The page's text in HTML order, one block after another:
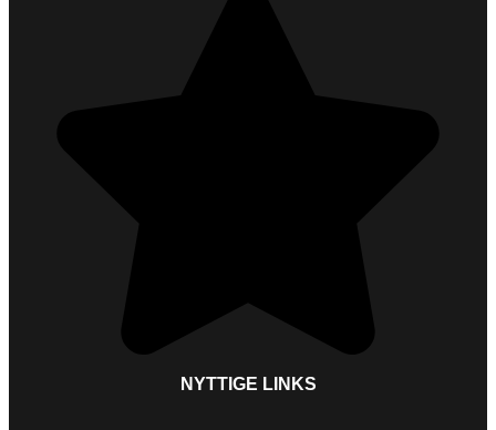
NYTTIGE LINKS